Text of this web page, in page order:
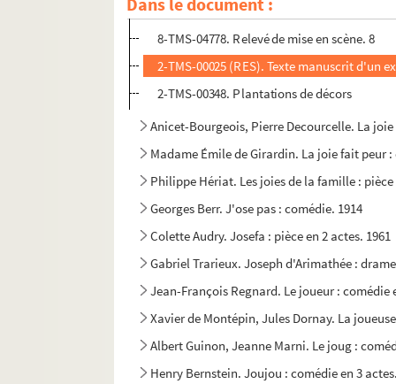
8-TMS-04772. Relevé de mise en scène. 7
8-TMS-04778. Relevé de mise en scène. 8
2-TMS-00025 (RES). Texte manuscrit d'un
2-TMS-00348. Plantations de décors
Anicet-Bourgeois, Pierre Decourcelle. La
Madame Émile de Girardin. La joie fait peur :
Philippe Hériat. Les joies de la famille : pièce
Georges Berr. J'ose pas : comédie. 1914
Colette Audry. Josefa : pièce en 2 actes. 1961
Gabriel Trarieux. Joseph d'Arimathée :
Jean-François Regnard. Le joueur : comédie
Xavier de Montépin, Jules Dornay. La
Albert Guinon, Jeanne Marni. Le joug :
Henry Bernstein. Joujou : comédie en 3